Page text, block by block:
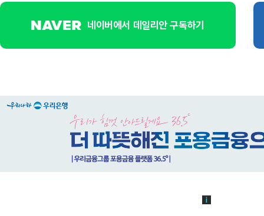
네이버에서 데일리안 구독하기